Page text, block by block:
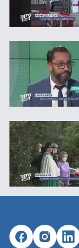
Que peut faire
Le buste du